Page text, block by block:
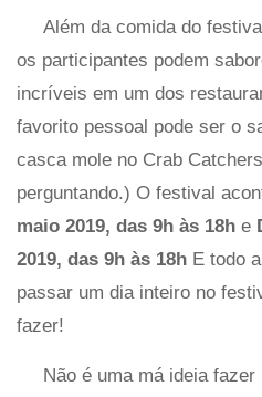
Além da comida do
os participantes podem
incríveis em um dos
favorito pessoal pode ser o
casca mole no Crab
perguntando.) O festival
maio 2019, das 9h às 18h e
2019, das 9h às 18h E todo
passar um dia inteiro no
fazer!
Não é uma má ideia fazer